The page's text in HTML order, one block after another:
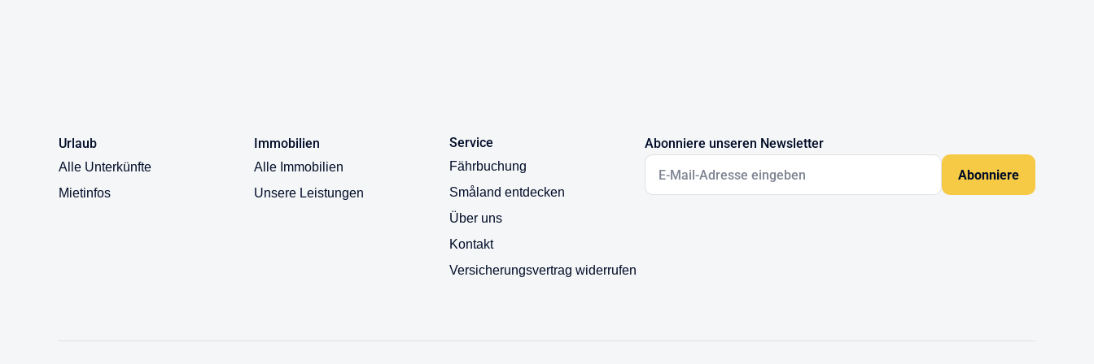
Picknicktischen (in der Sommersaison), Grillbereich und Fußballtoren sowie einer Toilette am Wiesenrand.
Vom Ferienhaus aus können Sie viele tolle Ausflüge zu Fuß, mit dem Rad oder dem Auto etc. unternehmen. In den
nahen Wäldern können Sie herrlich wandern, Pilze und Beeren sammeln oder einfach die Ruhe in der Natur
In nur ca. 30 Autominuten erreichen Sie Vimmerby mit seinen hübschen Holzhäusern, einem schönen Marktplatz,
Urlaub
Alle Unterkünfte
Mietinfos
Immobilien
Alle Immobilien
Unsere Leistungen
Service
Fährbuchung
Småland entdecken
Über uns
Kontakt
Versicherungsvertrag widerrufen
Abonniere unseren Newsletter